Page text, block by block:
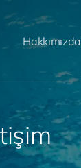
Hakkımızda
işim